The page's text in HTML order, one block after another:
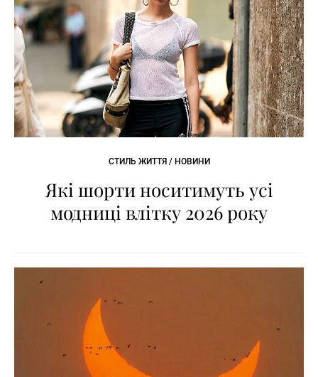
СТИЛЬ ЖИТТЯ / НОВИНИ
Які шорти носитимуть усі
модниці влітку 2026 року